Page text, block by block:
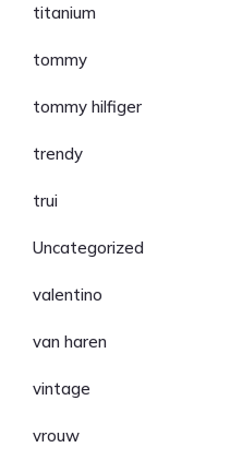
titanium
tommy
tommy hilfiger
trendy
trui
Uncategorized
valentino
van haren
vintage
vrouw